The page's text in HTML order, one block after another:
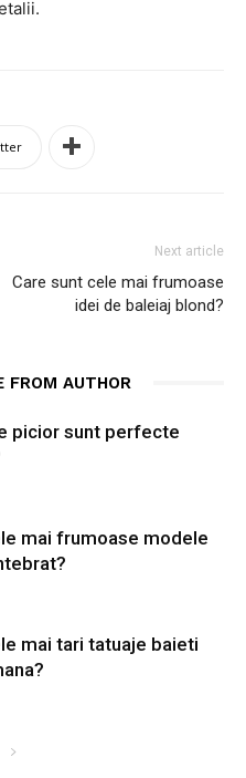
Next article
Care sunt cele mai frumoase
idei de baleiaj blond?
FROM AUTHOR
picior sunt perfecte
mai frumoase modele
mai tari tatuaje baieti